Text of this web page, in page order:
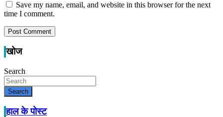
Save my name, email, and website in this browser for the next
time I comment.
खोज
Search
Search
हाल के पोस्ट